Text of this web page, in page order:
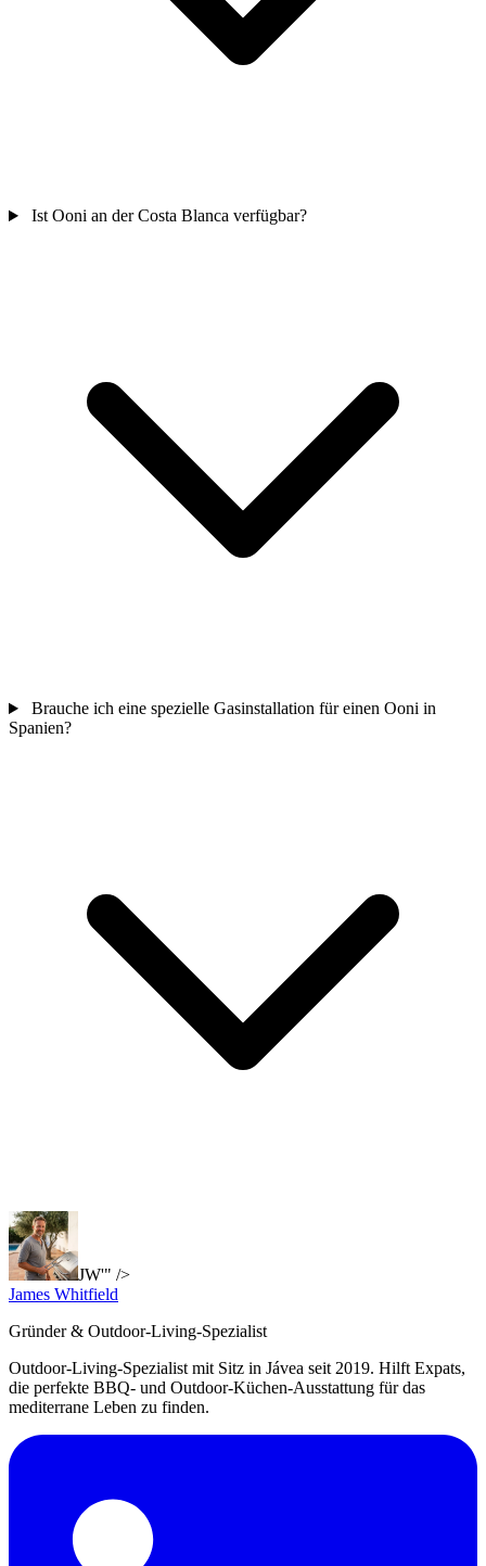
Ist Ooni an der Costa Blanca verfügbar?
Brauche ich eine spezielle Gasinstallation für einen Ooni in
Spanien?
JW'" />
James Whitfield
Gründer & Outdoor-Living-Spezialist
Outdoor-Living-Spezialist mit Sitz in Jávea seit 2019. Hilft Expats,
die perfekte BBQ- und Outdoor-Küchen-Ausstattung für das
mediterrane Leben zu finden.